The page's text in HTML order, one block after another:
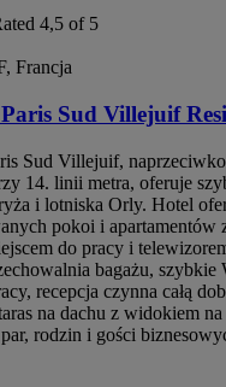
4,5 of 5
Francja
Sud Villejuif
Sud Villejuif,
14. linii metra, oferuje
i lotniska Orly. Hotel
pokoi i apartamentów
do pracy i
bagażu, szybkie
recepcja czynna całą
na dachu z widokiem
rodzin i gości